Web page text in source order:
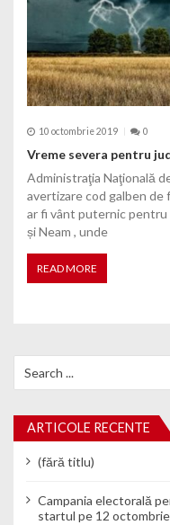
10 octombrie 2019 0
Vreme severa pentru
Administraţia Naţională
avertizare cod galben de
ar fi vânt puternic pentru
și Neam , unde
READ MORE
ARTICOLE RECENTE
(fără titlu)
Campania electorală
startul pe 12 octombrie